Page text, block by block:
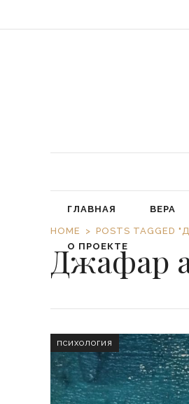
ГЛАВНАЯ ВЕРА
О ПРОЕКТЕ
HOME POSTS
Джафар
ПСИХОЛОГИЯ